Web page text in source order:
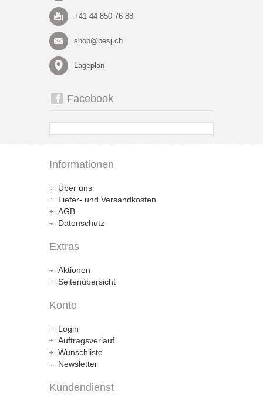
+41 44 850 76 88
shop@besj.ch
Lageplan
Facebook
Informationen
Über uns
Liefer- und Versandkosten
AGB
Datenschutz
Extras
Aktionen
Seitenübersicht
Konto
Login
Auftragsverlauf
Wunschliste
Newsletter
Kundendienst